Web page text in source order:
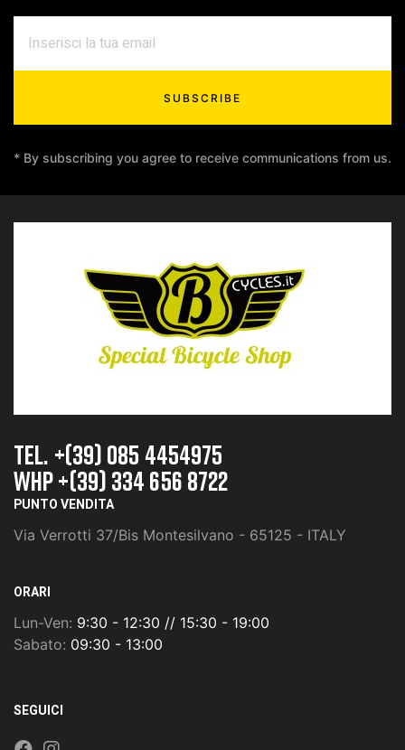
SUBSCRIBE
* By subscribing you agree to receive communications from us.
TEL. +(39) 085 4454975
whp +(39) 334 656 8722
PUNTO VENDITA
Via Verrotti 37/Bis Montesilvano - 65125 - ITALY
ORARI
Lun-Ven: 9:30 - 12:30 // 15:30 - 19:00
Sabato: 09:30 - 13:00
SEGUICI